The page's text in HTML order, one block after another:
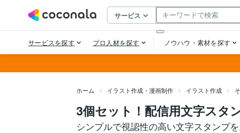
ホーム イラスト作成・漫画制作 イラスト作成
3個セット！配信用文字スタ
シンプルで視認性の高い文字スタンプ